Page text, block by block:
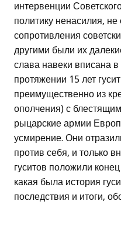
интервенции
политику ненасилия, не
сопротивления
другими были их
слава навеки вписана
протяжении 15 лет
преимущественно из
ополчения) с
рыцарские армии
усмирение. Они
против себя, и только
гуситов положили
какая была история
последствия и итоги,